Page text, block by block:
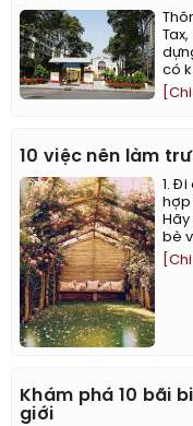
có
10 việc nên làm
1.
bè
Khám phá 10 bãi
giới